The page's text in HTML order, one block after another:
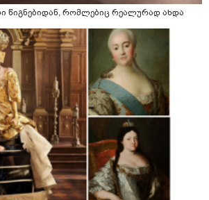
წიგნებიდან, რომლებიც რეალურად ახდა